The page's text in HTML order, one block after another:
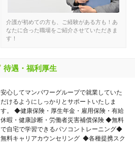
介護が初めての方も、ご経験がある方も！あ
なたに合った職場をご紹介させていただきま
す！
待遇・福利厚生
安心してマンパワーグループで就業していた
だけるようにしっかりとサポートいたしま
す。 ◆健康保険・厚生年金・雇用保険・有給
休暇・健康診断・労働者災害補償保険 ◆無料
で自宅で学習できるパソコントレーニング◆
無料キャリアカウンセリング ◆各種提携スク